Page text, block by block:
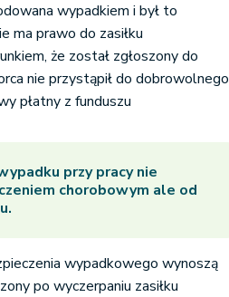
wypadkiem i był to
ma prawo do zasiłku
że został zgłoszony do
nie przystąpił do dobrowolnego
płatny z funduszu
przy pracy nie
chorobowym ale od
wypadkowego wynoszą
po wyczerpaniu zasiłku